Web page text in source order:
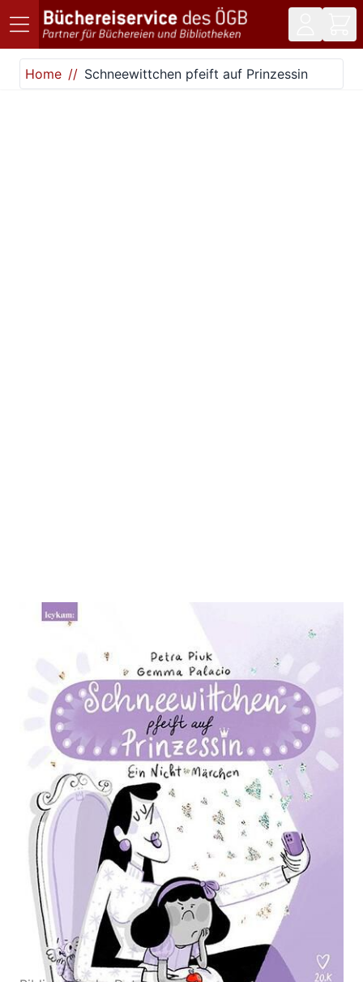
Direkt zum Inhalt
Home
Schneewittchen pfeift auf Prinzessin
Schneewittchen pfeift auf
Prinzessin
Zur Wunschliste hinzufügen
Ein Nicht-Märchen
VonPetra Piuk, Gemma Palacio
Verlag: Leykam 26.08.2024
Buch 64 Seiten
Hardcover
ISBN: 978-3-70118317-
3